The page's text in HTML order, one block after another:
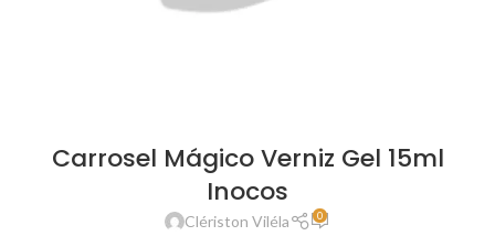
Carrosel Mágico Verniz Gel 15ml
Inocos
Clériston Viléla 0